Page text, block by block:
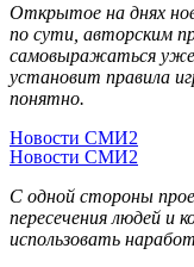
Открытое на днях
по сути, авторским
самовыражаться уже
установит правила
понятно.
Новости СМИ2
Новости СМИ2
С одной стороны
пересечения людей и
использовать